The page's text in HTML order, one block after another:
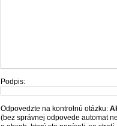
Podpis:
Odpovedzte na kontrolnú otázku:
(bez správnej odpovede automat